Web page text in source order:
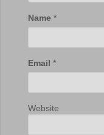
Name *
Email *
Website